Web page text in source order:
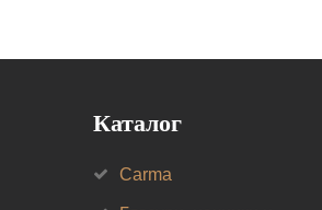
Каталог
Carma